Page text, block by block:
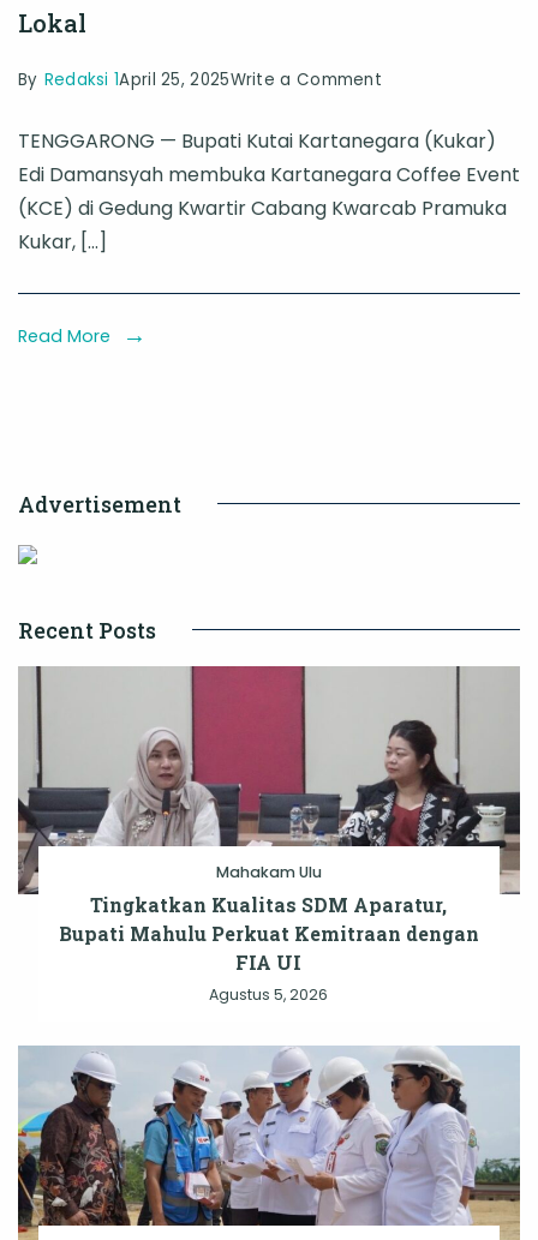
Lokal
By Redaksi 1April 25, 2025Write a Comment
Coffee
Event
Dibuka,
Kukar
Lokal
TENGGARONG — Bupati Kutai Kartanegara (Kukar)
Edi Damansyah membuka Kartanegara Coffee Event
(KCE) di Gedung Kwartir Cabang Kwarcab Pramuka
Kukar, […]
Read More
Advertisement
Recent Posts
Mahakam Ulu
Tingkatkan Kualitas SDM Aparatur,
Bupati Mahulu Perkuat Kemitraan dengan
FIA UI
Agustus 5, 2026